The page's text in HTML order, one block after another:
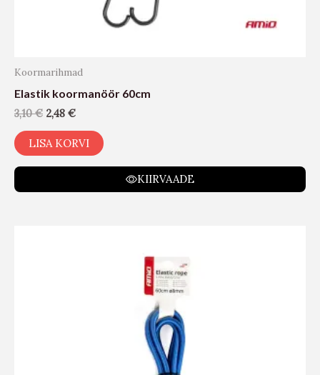
Koormarihmad
Elastik koormanöör 60cm
3,10€ 2,48 €
LISA KORVI
KIIRVAADE